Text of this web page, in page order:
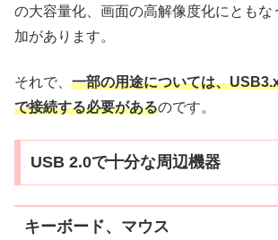
の大容量化、画面の高解像度化にともな
加があります。
それで、 一部の用途については、
で接続する必要があるのです。
USB 2.0で十分な周辺機器
キーボード、マウス